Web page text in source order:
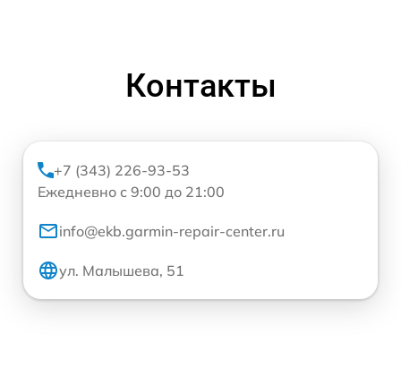
Контакты
+7 (343) 226-93-53
Ежедневно с 9:00 до 21:00
info@ekb.garmin-repair-center.ru
ул. Малышева, 51